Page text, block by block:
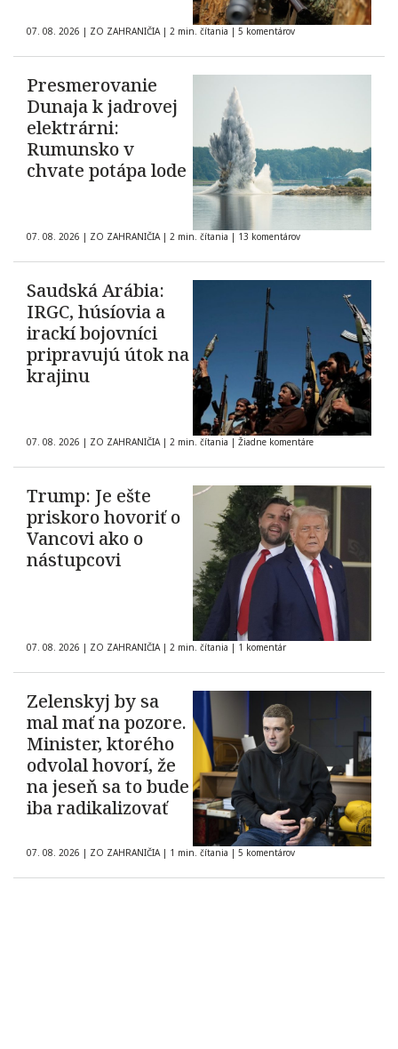
07. 08. 2026 | ZO ZAHRANIČIA | 2 min. čítania | 5 komentárov
Presmerovanie
Dunaja k jadrovej
elektrárni:
Rumunsko v
chvate potápa lode
07. 08. 2026 | ZO ZAHRANIČIA | 2 min. čítania | 13 komentárov
Saudská Arábia:
IRGC, húsíovia a
irackí bojovníci
pripravujú útok na
krajinu
07. 08. 2026 | ZO ZAHRANIČIA | 2 min. čítania | Žiadne komentáre
Trump: Je ešte
priskoro hovoriť o
Vancovi ako o
nástupcovi
07. 08. 2026 | ZO ZAHRANIČIA | 2 min. čítania | 1 komentár
Zelenskyj by sa
mal mať na pozore.
Minister, ktorého
odvolal hovorí, že
na jeseň sa to bude
iba radikalizovať
07. 08. 2026 | ZO ZAHRANIČIA | 1 min. čítania | 5 komentárov